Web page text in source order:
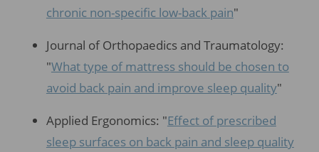
chronic non-specific low-back pain"
Journal of Orthopaedics and Traumatology:
"What type of mattress should be chosen to
avoid back pain and improve sleep quality"
Applied Ergonomics: "Effect of prescribed
sleep surfaces on back pain and sleep quality